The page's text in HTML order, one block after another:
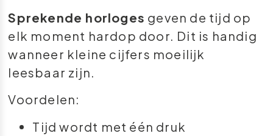
Sprekende horloges geven de tijd op
elk moment hardop door. Dit is handig
wanneer kleine cijfers moeilijk
leesbaar zijn.
Voordelen:
Tijd wordt met één druk